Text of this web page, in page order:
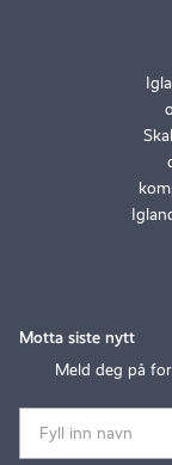
Motta siste nytt
Meld deg på